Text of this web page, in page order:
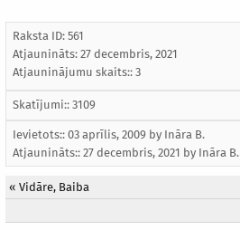
Raksta ID: 561
Atjaunināts: 27 decembris, 2021
Atjauninājumu skaits:: 3
Skatījumi:: 3109
Ievietots:: 03 aprīlis, 2009 by Ināra B.
Atjaunināts:: 27 decembris, 2021 by Ināra B.
« Vidāre, Baiba